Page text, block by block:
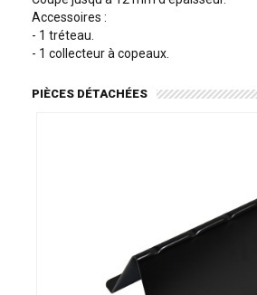
Accessoires :
- 1 tréteau.
- 1 collecteur à copeaux.
PIÈCES DÉTACHÉES